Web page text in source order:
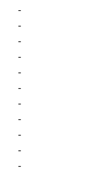
-
-
-
-
-
-
-
-
-
-
-